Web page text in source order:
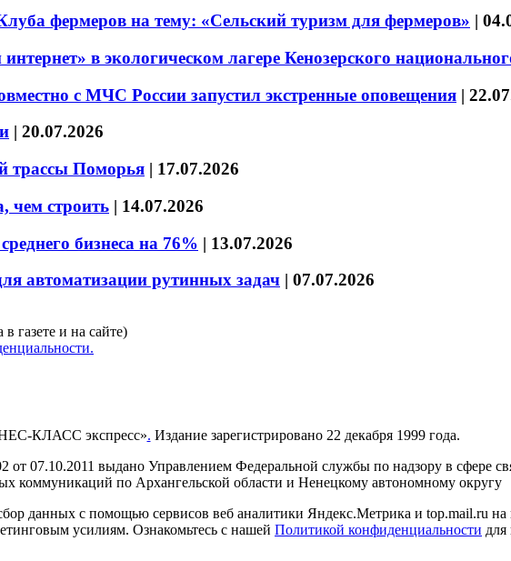
фермеров на тему: «Сельский туризм для фермеров» |
в экологическом лагере Кенозерского
с МЧС России запустил экстренные оповещения |
| 20.07.2026
трассы Поморья | 17.07.2026
чем строить | 14.07.2026
бизнеса на 76% | 13.07.2026
автоматизации рутинных задач | 07.07.2026
газете и на сайте)
КЛАСС экспресс». Издание зарегистрировано 22 декабря 1999 года.
07.10.2011 выдано Управлением Федеральной службы по надзору в сфере
коммуникаций по Архангельской области и Ненецкому автономному округу
данных с помощью сервисов веб аналитики Яндекс.Метрика и top.mail.ru на
усилиям. Ознакомьтесь с нашей Политикой конфиденциальности для